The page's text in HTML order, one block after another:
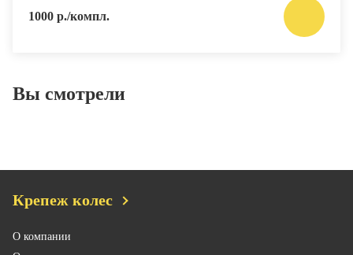
1000 р./компл.
Вы смотрели
Крепеж колес
О компании